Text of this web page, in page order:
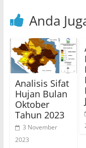
Anda
Analisis Sifat
Hujan Bulan
Oktober
Tahun 2023
3 November
2023